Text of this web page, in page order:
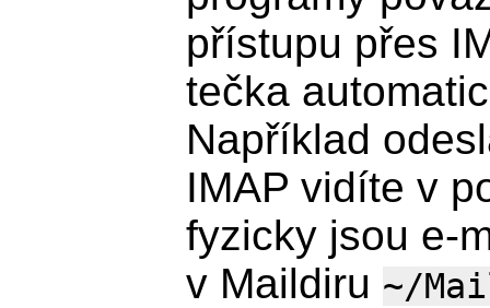
přístupu přes
tečka
Například
IMAP vidíte v
fyzicky jsou e-
v Maildiru ~/